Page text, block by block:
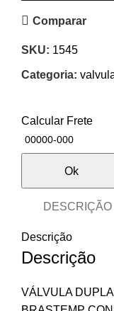
Comparar
SKU: 1545
Categoria:
Calcular Frete
Ok
DESCRIÇÃO
Descrição
Descrição
VÁLVULA